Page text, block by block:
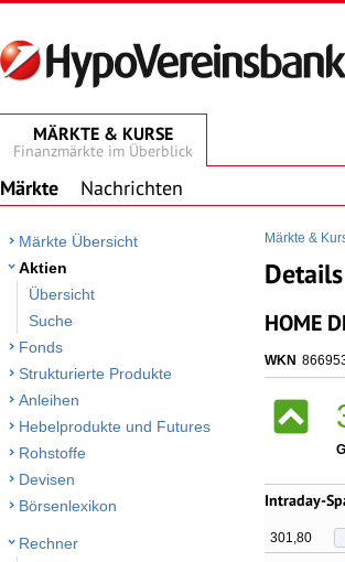
MÄRKTE & KURSE
Finanzmärkte im Überblick
Märkte Nachrichten
Märkte Übersicht
Aktien
Übersicht
Suche
Fonds
Strukturierte Produkte
Anleihen
Hebelprodukte und Futures
Rohstoffe
Devisen
Börsenlexikon
Rechner
Märkte &
Details
HOME
WKN
Intraday-
301,80